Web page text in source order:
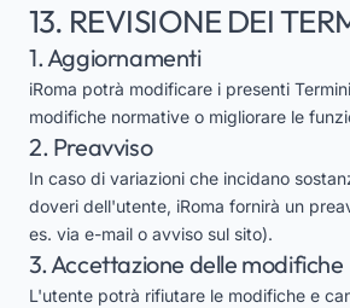
13. REVISIONE DEI
1. Aggiornamenti
iRoma potrà modificare i presenti
modifiche normative o migliorare le
2. Preavviso
In caso di variazioni che incidano
doveri dell'utente, iRoma fornirà un
es. via e-mail o avviso sul sito).
3. Accettazione delle modifiche
L'utente potrà rifiutare le modifiche e